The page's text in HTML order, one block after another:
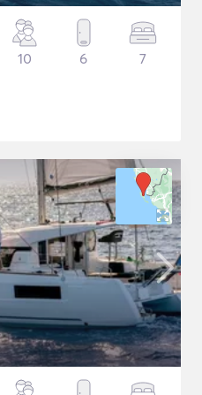
10 6 7